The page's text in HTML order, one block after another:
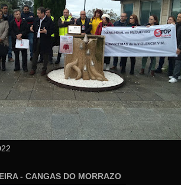
- CANGAS DO MORRAZO